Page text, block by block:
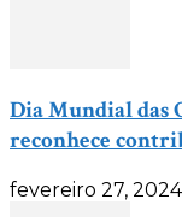
Dia Mundial das
reconhece
fevereiro 27, 2024